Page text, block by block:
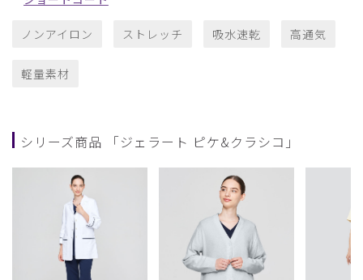
ノンアイロン ストレッチ 吸水速乾 高通気
軽量素材
シリーズ商品 「ジェラート ピケ&クラシコ」